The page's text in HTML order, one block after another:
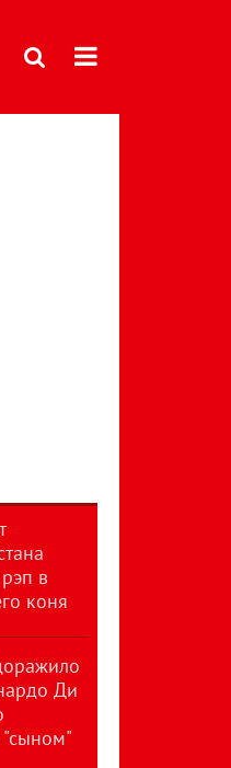
в
коня
Ди